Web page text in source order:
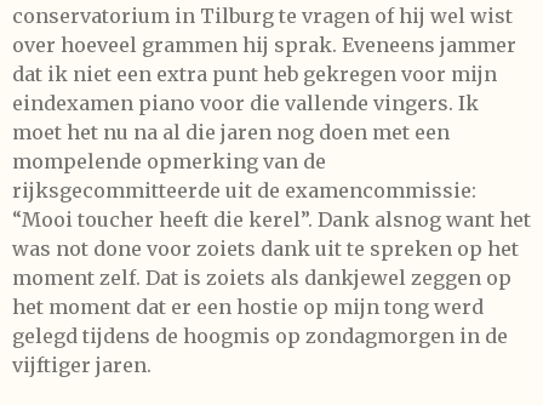
conservatorium in Tilburg te vragen of hij wel wist
over hoeveel grammen hij sprak. Eveneens jammer
dat ik niet een extra punt heb gekregen voor mijn
eindexamen piano voor die vallende vingers. Ik
moet het nu na al die jaren nog doen met een
mompelende opmerking van de
rijksgecommitteerde uit de examencommissie:
“Mooi toucher heeft die kerel”. Dank alsnog want het
was not done voor zoiets dank uit te spreken op het
moment zelf. Dat is zoiets als dankjewel zeggen op
het moment dat er een hostie op mijn tong werd
gelegd tijdens de hoogmis op zondagmorgen in de
vijftiger jaren.